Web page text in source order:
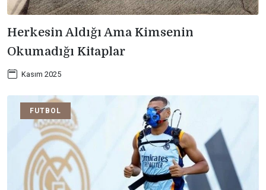
Herkesin Aldığı Ama Kimsenin
Okumadığı Kitaplar
Kasım 2025
FUTBOL